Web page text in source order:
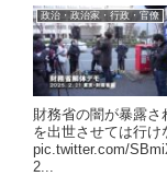
政治・政治家・行政・官僚
財務省の闇が暴露
を出世させては行け
pic.twitter.com/
2...